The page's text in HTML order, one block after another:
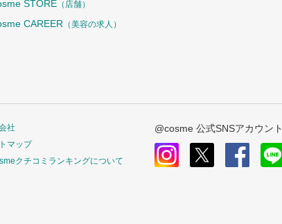
STORE （店舗）
CAREER （美容の求人）
社
マップ
クチコミランキングについて
@cosme 公式SNSアカウント